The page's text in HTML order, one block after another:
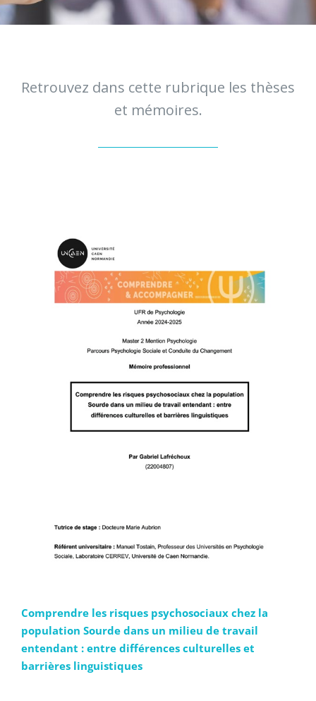
Retrouvez dans cette rubrique les thèses
et mémoires.
Comprendre les risques psychosociaux chez la
population Sourde dans un milieu de travail
entendant : entre différences culturelles et
barrières linguistiques